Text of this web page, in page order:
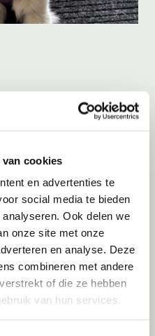
cookies
en advertenties te
social media te bieden
Ook delen we
onze site met onze
en analyse. Deze
combineren met andere
of die ze hebben
van hun services.